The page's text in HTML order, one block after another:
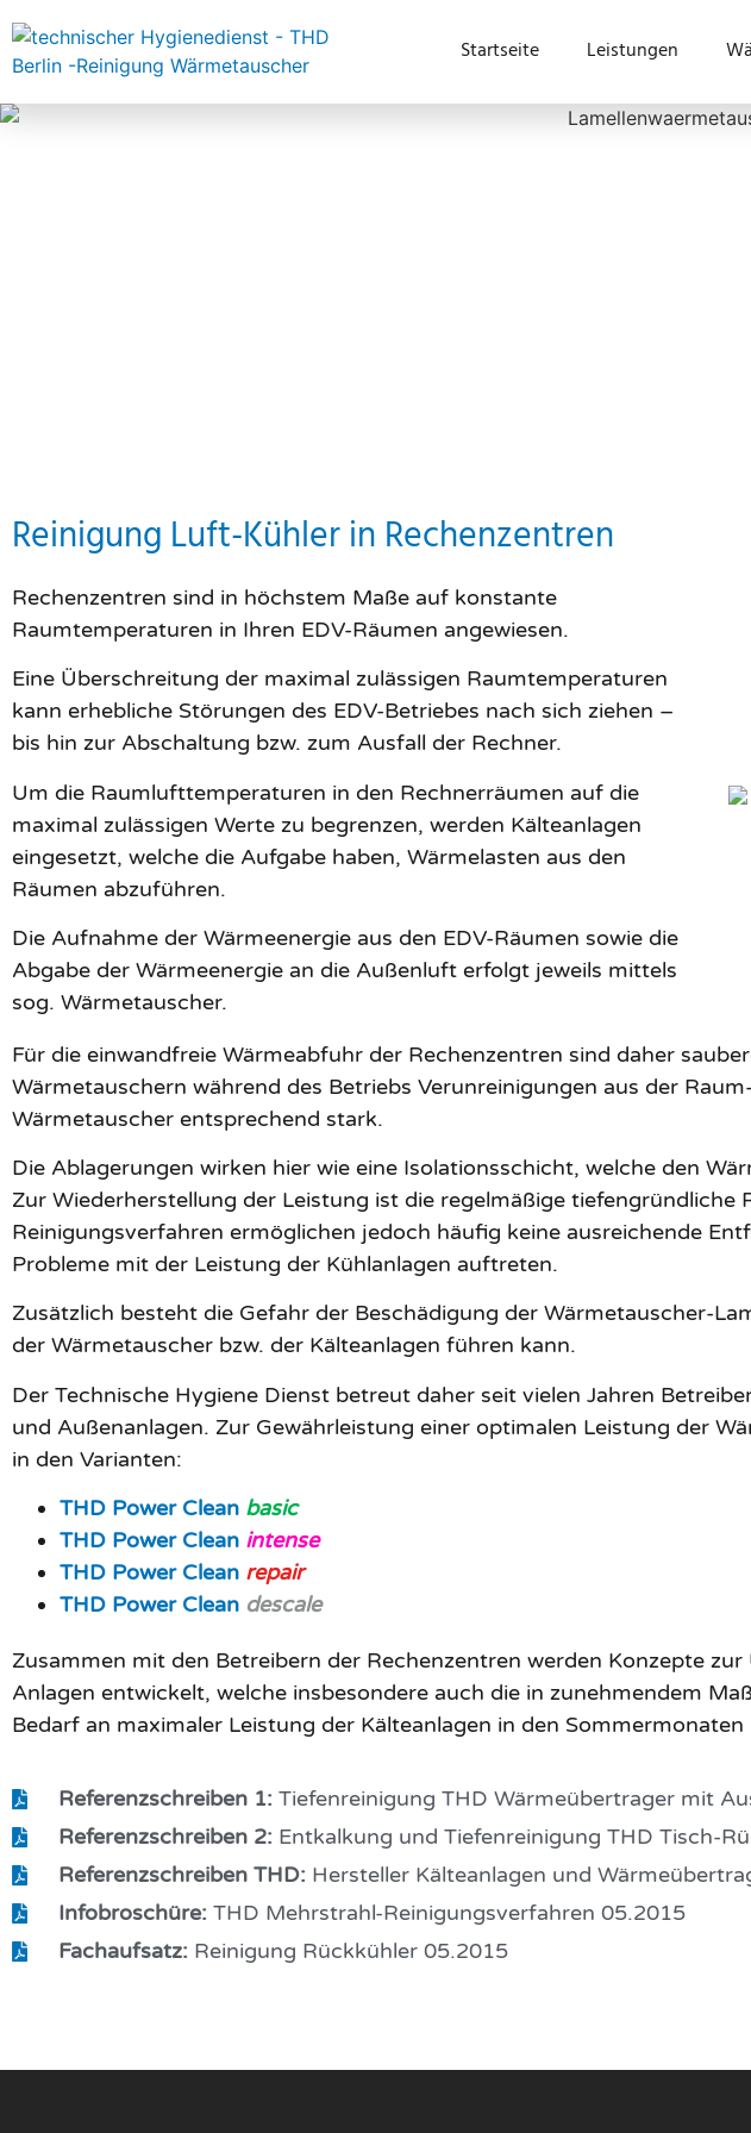
Startseite Leistungen
Reinigung Luft-Kühler in Rechenzentren
Rechenzentren sind in höchstem Maße auf konstante
Raumtemperaturen in Ihren EDV-Räumen angewiesen.
Eine Überschreitung der maximal zulässigen Raumtemperaturen
kann erhebliche Störungen des EDV-Betriebes nach sich ziehen –
bis hin zur Abschaltung bzw. zum Ausfall der Rechner.
Um die Raumlufttemperaturen in den Rechnerräumen auf die
maximal zulässigen Werte zu begrenzen, werden Kälteanlagen
eingesetzt, welche die Aufgabe haben, Wärmelasten aus den
Räumen abzuführen.
Die Aufnahme der Wärmeenergie aus den EDV-Räumen sowie die
Abgabe der Wärmeenergie an die Außenluft erfolgt jeweils mittels
sog. Wärmetauscher.
Für die einwandfreie Wärmeabfuhr der Rechenzentren sind daher
Wärmetauschern während des Betriebs Verunreinigungen aus der
Wärmetauscher entsprechend stark.
Die Ablagerungen wirken hier wie eine Isolationsschicht, welche den
Zur Wiederherstellung der Leistung ist die regelmäßige
Reinigungsverfahren ermöglichen jedoch häufig keine ausreichende
Probleme mit der Leistung der Kühlanlagen auftreten.
Zusätzlich besteht die Gefahr der Beschädigung der Wärmetauscher-
der Wärmetauscher bzw. der Kälteanlagen führen kann.
Der Technische Hygiene Dienst betreut daher seit vielen Jahren
und Außenanlagen. Zur Gewährleistung einer optimalen Leistung der
in den Varianten:
THD Power Clean basic
THD Power Clean intense
THD Power Clean repair
THD Power Clean descale
Zusammen mit den Betreibern der Rechenzentren werden Konzepte
Anlagen entwickelt, welche insbesondere auch die in zunehmendem
Bedarf an maximaler Leistung der Kälteanlagen in den
Referenzschreiben 1: Tiefenreinigung THD Wärmeübertrager mit
Referenzschreiben 2: Entkalkung und Tiefenreinigung THD Tisch-
Referenzschreiben THD: Hersteller Kälteanlagen und
Infobroschüre: THD Mehrstrahl-Reinigungsverfahren 05.2015
Fachaufsatz: Reinigung Rückkühler 05.2015